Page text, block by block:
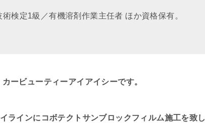
検定1級／有機溶剤作業主任者 ほか資格保有。
ービューティーアイアイシーです。
ラインにコボテクトサンブロックフィルム施工を致し